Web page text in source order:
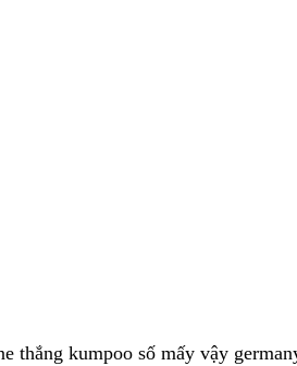
thắng kumpoo số mấy vậy